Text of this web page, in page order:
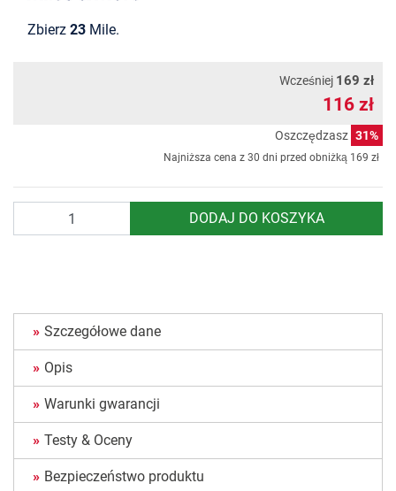
Zbierz 23 Mile.
Wcześniej 169 zł
116 zł
Oszczędzasz 31%
Najniższa cena z 30 dni przed obniżką 169 zł
DODAJ DO KOSZYKA
Szczegółowe dane
Opis
Warunki gwarancji
Testy & Oceny
Bezpieczeństwo produktu